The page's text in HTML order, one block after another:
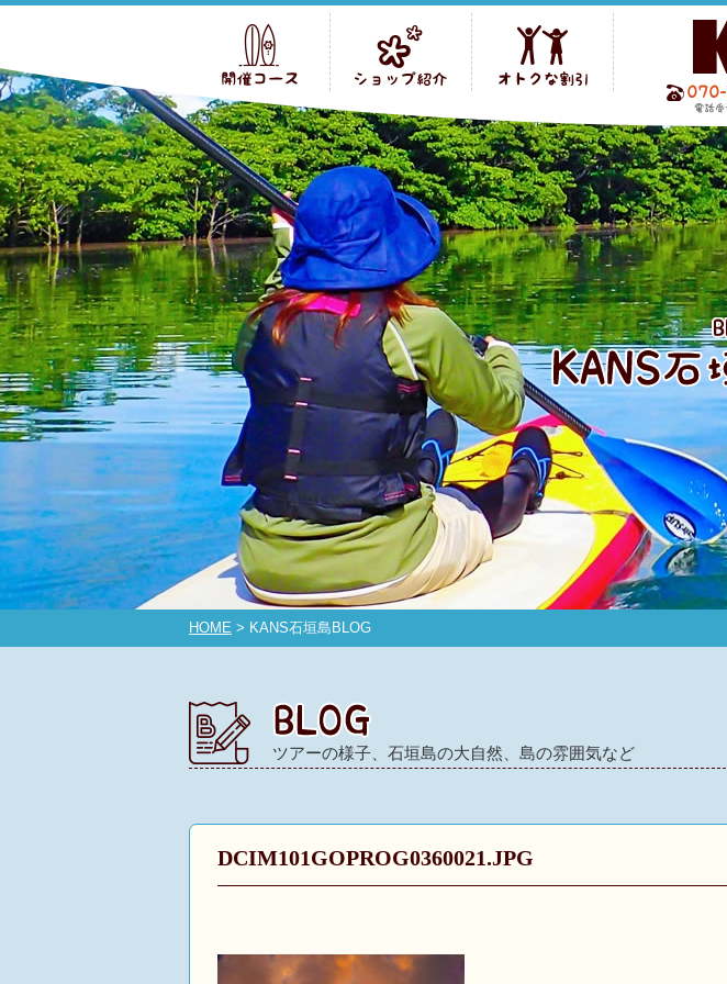
HOME > KANS石垣島BLOG
ツアーの様子、石垣島の大自然、島の雰囲気など
DCIM101GOPROG0360021.JPG